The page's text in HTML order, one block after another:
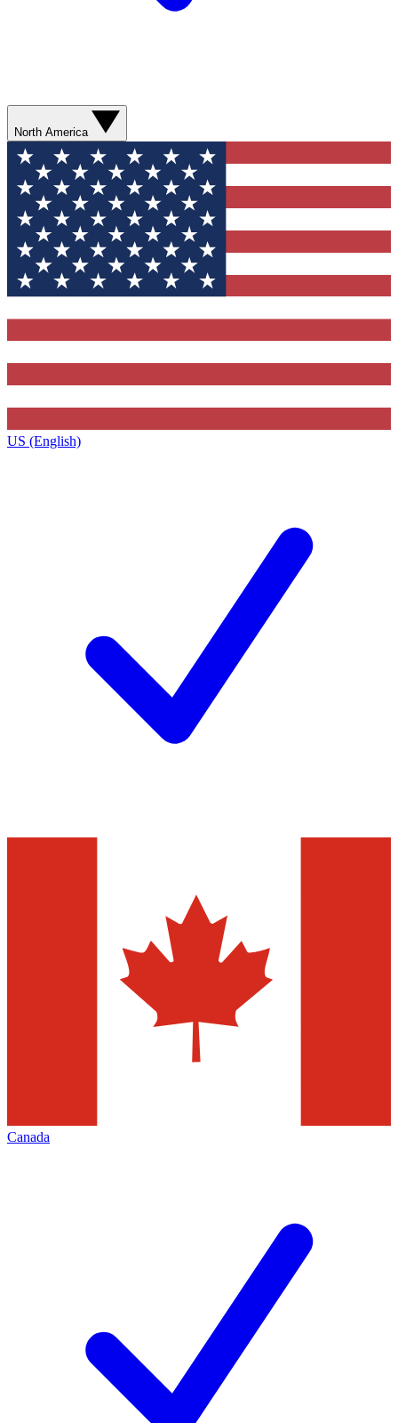
North America
US (English)
Canada